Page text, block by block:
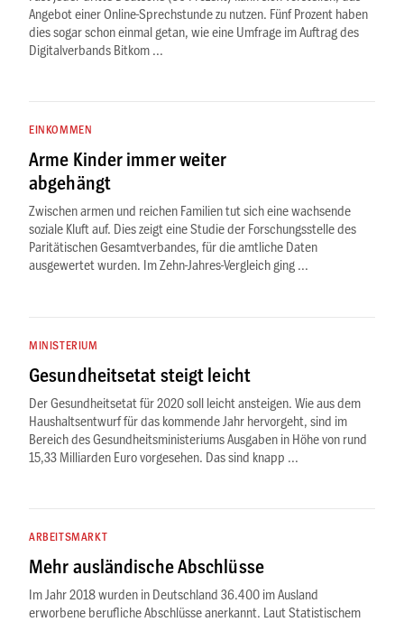
Angebot einer Online-Sprechstunde zu nutzen. Fünf Prozent haben
dies sogar schon einmal getan, wie eine Umfrage im Auftrag des
Digitalverbands Bitkom ...
EINKOMMEN
Arme Kinder immer weiter
abgehängt
Zwischen armen und reichen Familien tut sich eine wachsende
soziale Kluft auf. Dies zeigt eine Studie der Forschungsstelle des
Paritätischen Gesamtverbandes, für die amtliche Daten
ausgewertet wurden. Im Zehn-Jahres-Vergleich ging ...
MINISTERIUM
Gesundheitsetat steigt leicht
Der Gesundheitsetat für 2020 soll leicht ansteigen. Wie aus dem
Haushaltsentwurf für das kommende Jahr hervorgeht, sind im
Bereich des Gesundheitsministeriums Ausgaben in Höhe von rund
15,33 Milliarden Euro vorgesehen. Das sind knapp ...
ARBEITSMARKT
Mehr ausländische Abschlüsse
Im Jahr 2018 wurden in Deutschland 36.400 im Ausland
erworbene berufliche Abschlüsse anerkannt. Laut Statistischem